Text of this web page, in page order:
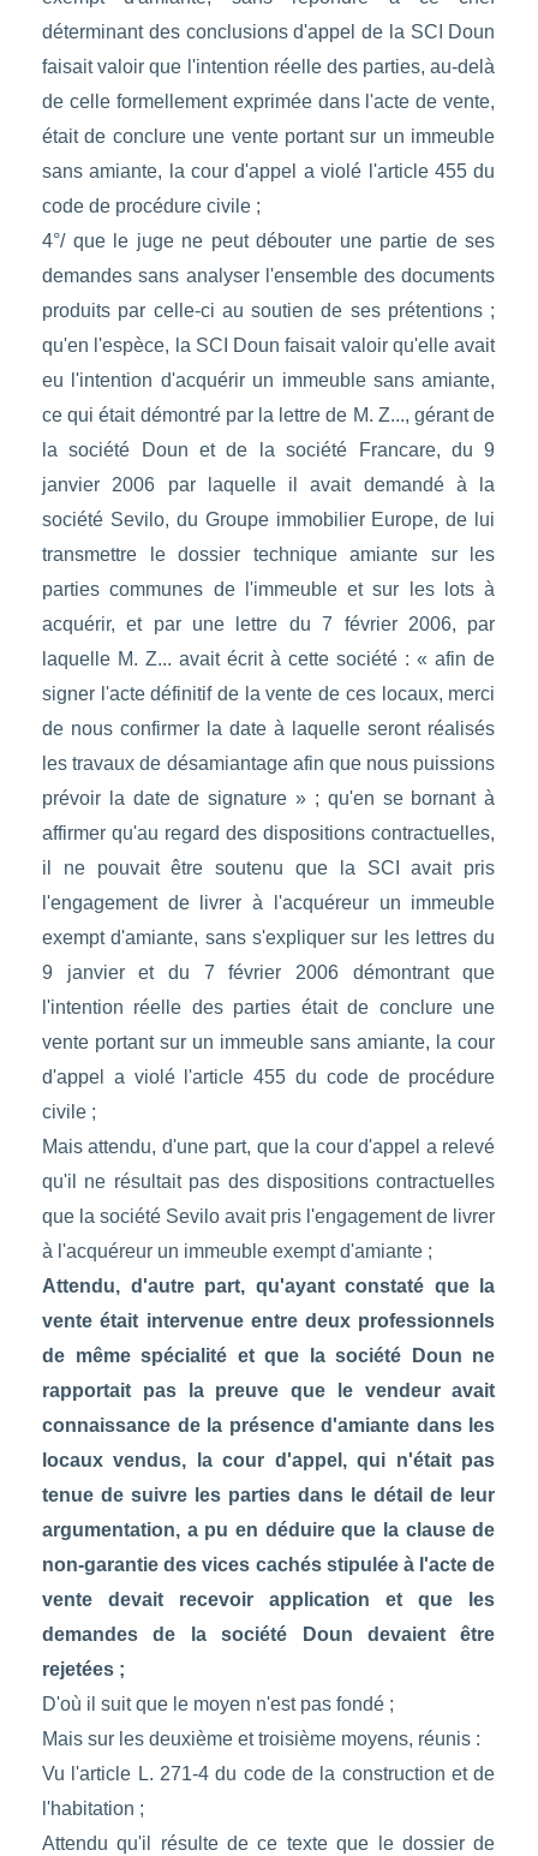
déterminant des conclusions d'appel de la SCI Doun
faisait valoir que l'intention réelle des parties, au-delà
de celle formellement exprimée dans l'acte de vente,
était de conclure une vente portant sur un immeuble
sans amiante, la cour d'appel a violé l'article 455 du
code de procédure civile ;
4°/ que le juge ne peut débouter une partie de ses
demandes sans analyser l'ensemble des documents
produits par celle-ci au soutien de ses prétentions ;
qu'en l'espèce, la SCI Doun faisait valoir qu'elle avait
eu l'intention d'acquérir un immeuble sans amiante,
ce qui était démontré par la lettre de M. Z..., gérant de
la société Doun et de la société Francare, du 9
janvier 2006 par laquelle il avait demandé à la
société Sevilo, du Groupe immobilier Europe, de lui
transmettre le dossier technique amiante sur les
parties communes de l'immeuble et sur les lots à
acquérir, et par une lettre du 7 février 2006, par
laquelle M. Z... avait écrit à cette société : « afin de
signer l'acte définitif de la vente de ces locaux, merci
de nous confirmer la date à laquelle seront réalisés
les travaux de désamiantage afin que nous puissions
prévoir la date de signature » ; qu'en se bornant à
affirmer qu'au regard des dispositions contractuelles,
il ne pouvait être soutenu que la SCI avait pris
l'engagement de livrer à l'acquéreur un immeuble
exempt d'amiante, sans s'expliquer sur les lettres du
9 janvier et du 7 février 2006 démontrant que
l'intention réelle des parties était de conclure une
vente portant sur un immeuble sans amiante, la cour
d'appel a violé l'article 455 du code de procédure
civile ;
Mais attendu, d'une part, que la cour d'appel a relevé
qu'il ne résultait pas des dispositions contractuelles
que la société Sevilo avait pris l'engagement de livrer
à l'acquéreur un immeuble exempt d'amiante ;
Attendu, d'autre part, qu'ayant constaté que la
vente était intervenue entre deux professionnels
de même spécialité et que la société Doun ne
rapportait pas la preuve que le vendeur avait
connaissance de la présence d'amiante dans les
locaux vendus, la cour d'appel, qui n'était pas
tenue de suivre les parties dans le détail de leur
argumentation, a pu en déduire que la clause de
non-garantie des vices cachés stipulée à l'acte de
vente devait recevoir application et que les
demandes de la société Doun devaient être
rejetées ;
D'où il suit que le moyen n'est pas fondé ;
Mais sur les deuxième et troisième moyens, réunis :
Vu l'article L. 271-4 du code de la construction et de
l'habitation ;
Attendu qu'il résulte de ce texte que le dossier de